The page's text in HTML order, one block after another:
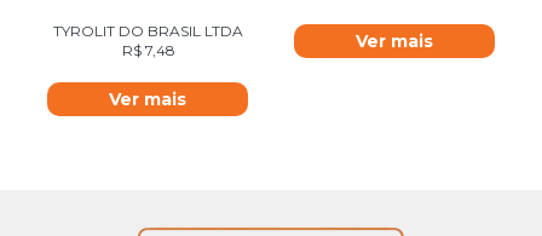
TYROLIT DO BRASIL LTDA
R$7,48
Ver mais
Ver mais